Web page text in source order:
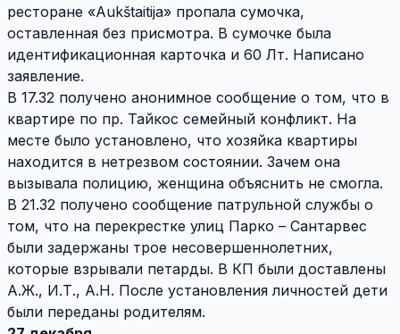
ресторане «Aukštaitija» пропала сумочка,
оставленная без присмотра. В сумочке была
идентификационная карточка и 60 Лт. Написано
заявление.
В 17.32 получено анонимное сообщение о том, что в
квартире по пр. Тайкос семейный конфликт. На
месте было установлено, что хозяйка квартиры
находится в нетрезвом состоянии. Зачем она
вызывала полицию, женщина объяснить не смогла.
В 21.32 получено сообщение патрульной службы о
том, что на перекрестке улиц Парко – Сантарвес
были задержаны трое несовершеннолетних,
которые взрывали петарды. В КП были доставлены
А.Ж., И.Т., А.Н. После установления личностей дети
были переданы родителям.